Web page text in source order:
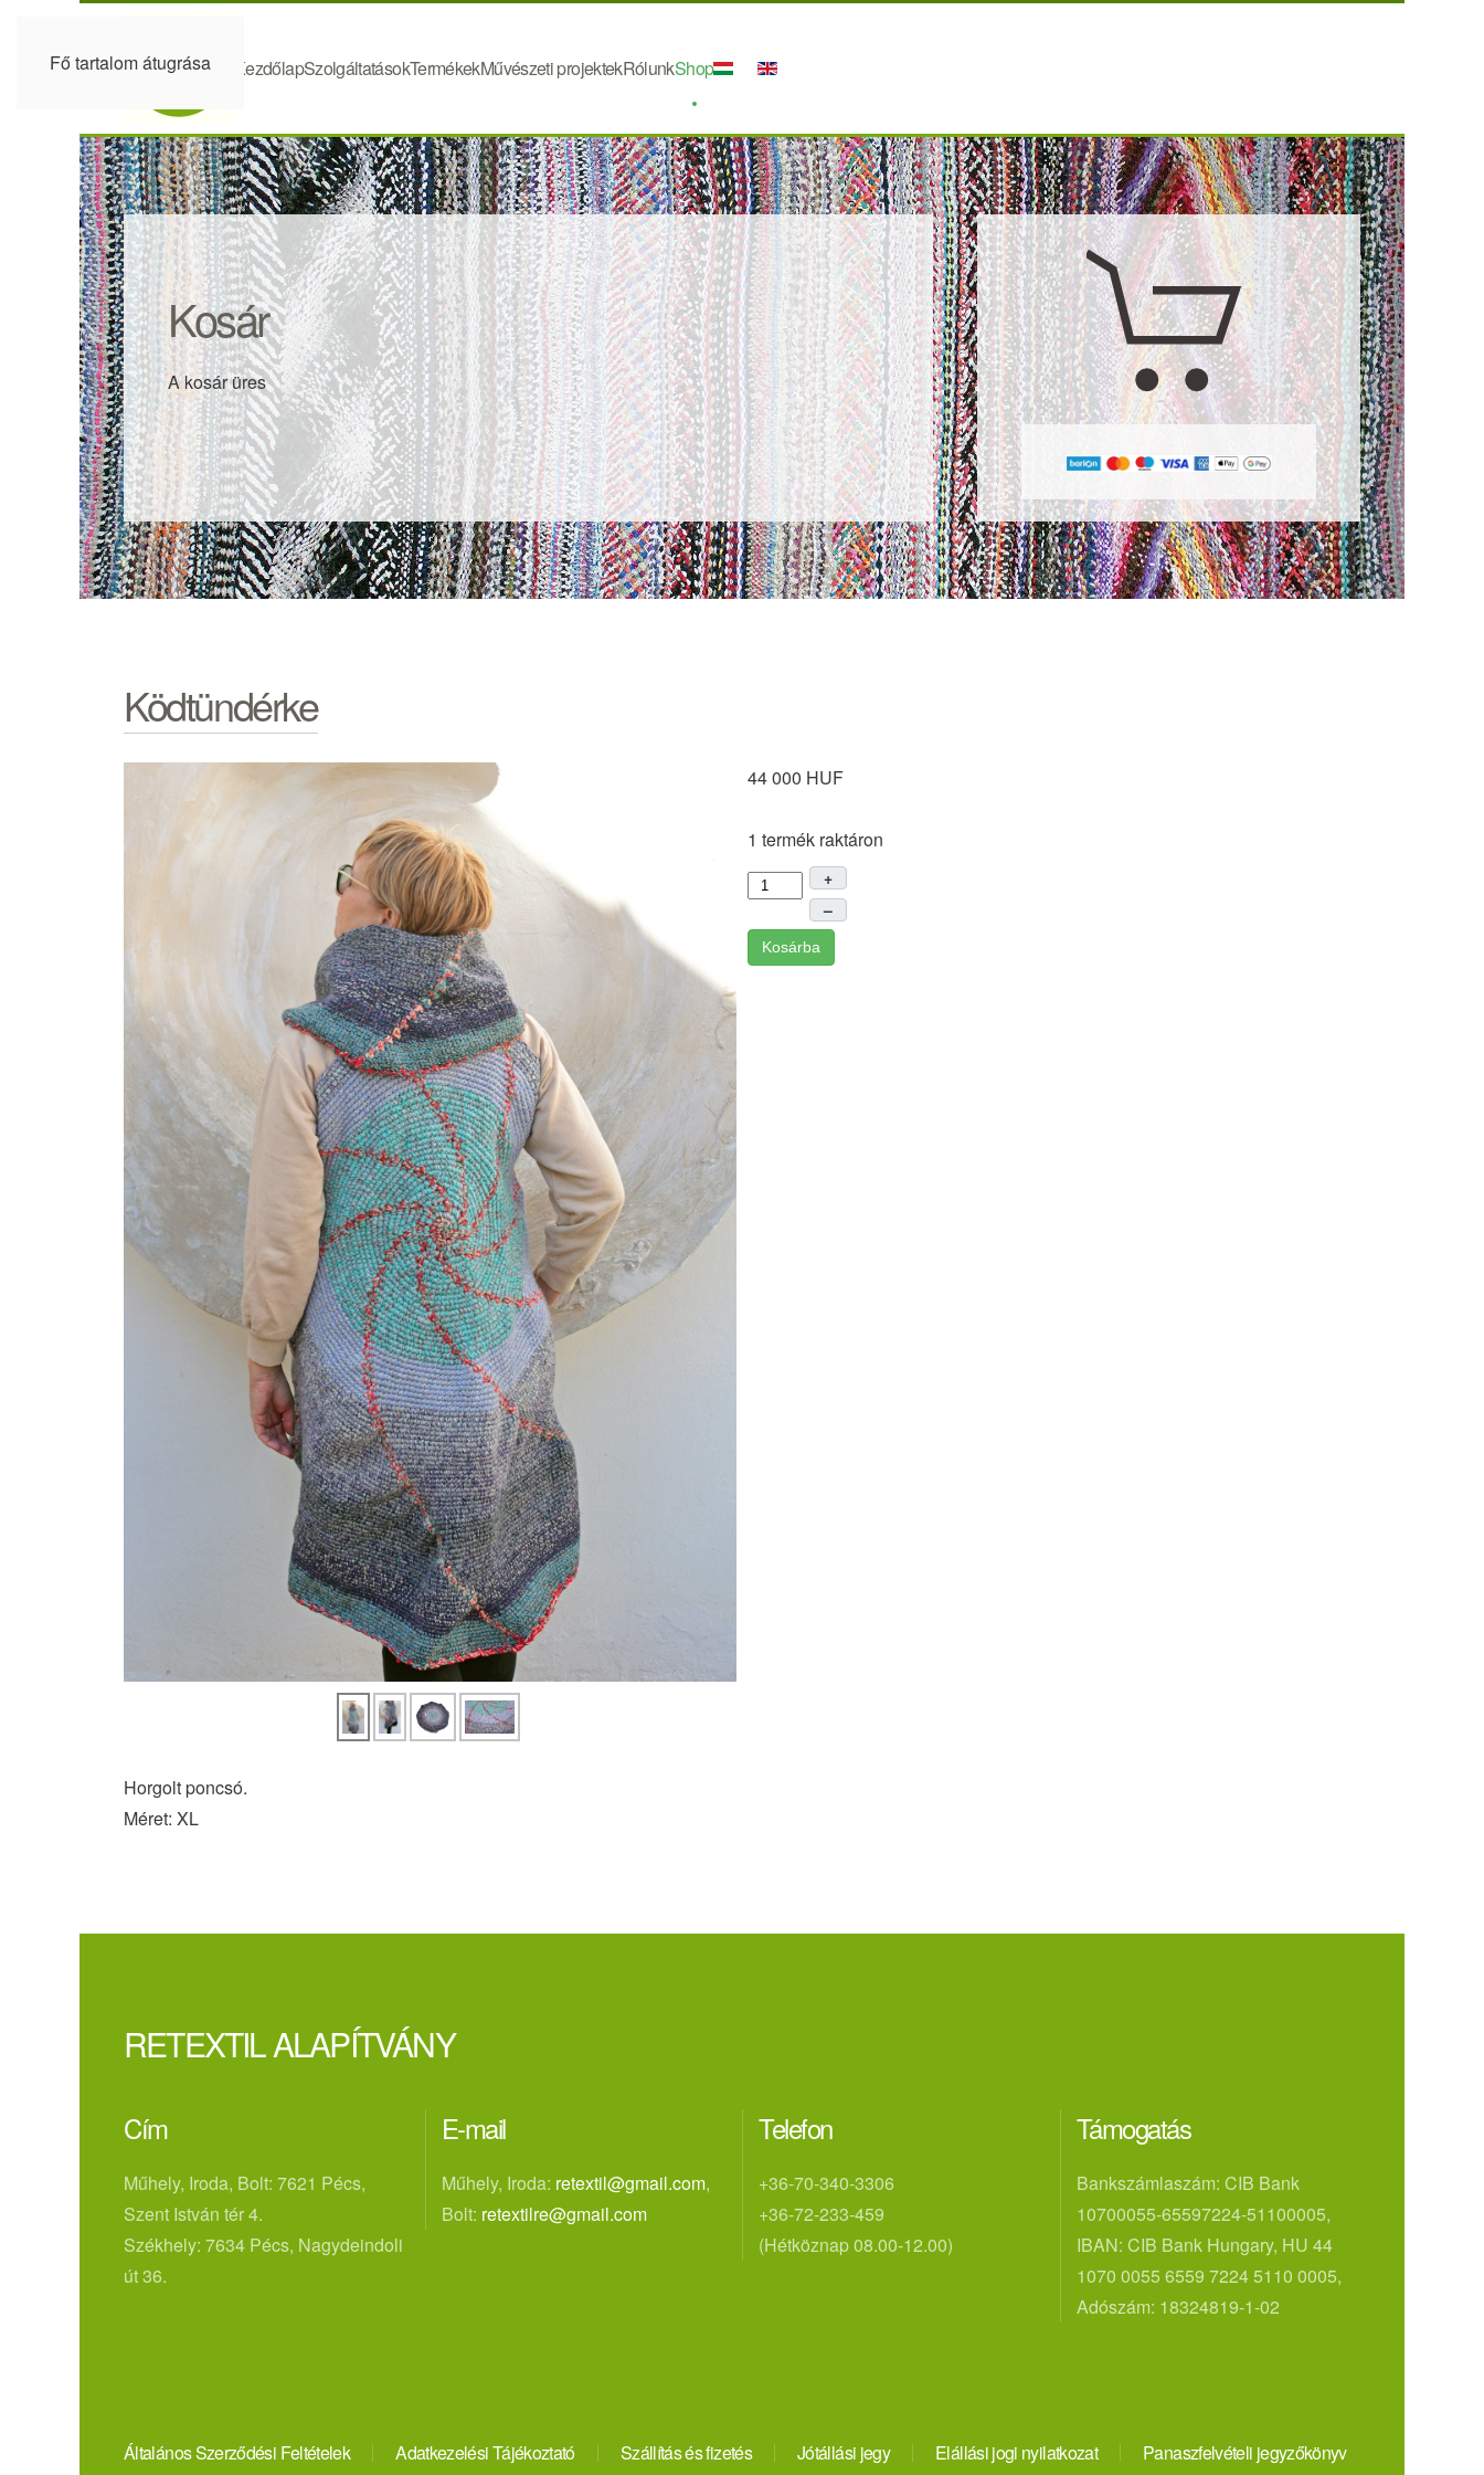
Fő tartalom átugrása KezdőlapSzolgáltatásokTermékekMűvészeti projektekRólunkShop
Kosár
A kosár üres
Ködtündérke
44 000 HUF
1 termék raktáron
+
–
Kosárba
Horgolt poncsó.
Méret: XL
RETEXTIL ALAPÍTVÁNY
Cím
Műhely, Iroda, Bolt: 7621 Pécs,
Szent István tér 4.
Székhely: 7634 Pécs, Nagydeindoli
út 36.
E-mail
Műhely, Iroda: retextil@gmail.com,
Bolt: retextilre@gmail.com
Telefon
+36-70-340-3306
+36-72-233-459
(Hétköznap 08.00-12.00)
Támogatás
Bankszámlaszám: CIB Bank
10700055-65597224-51100005,
IBAN: CIB Bank Hungary, HU 44
1070 0055 6559 7224 5110 0005,
Adószám: 18324819-1-02
Általános Szerződési Feltételek Adatkezelési Tájékoztató Szállítás és fizetés Jótállási jegy Elállási jogi nyilatkozat Panaszfelvételi jegyzőkönyv